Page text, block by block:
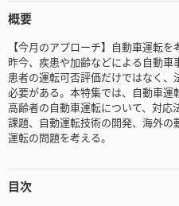
概要
【今月のアプローチ】自動車運転を
昨今、疾患や加齢などによる自動車
患者の運転可否評価だけではなく
必要がある。本特集では、自動車運
高齢者の自動車運転について、対
課題、自動運転技術の開発、海外
運転の問題を考える。
目次